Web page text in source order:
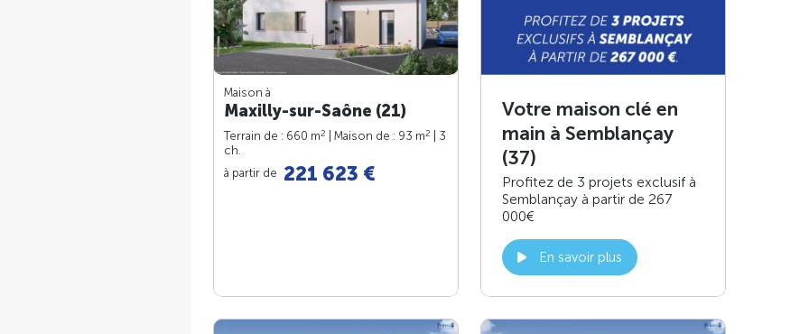
Maison à
Maxilly-sur-Saône (21)
Terrain de : 660 m2 | Maison de : 93 m2
| 3
ch.
à partir de 221 623 €
Votre maison clé en
main à Semblançay
(37)
Profitez de 3 projets exclusif à
Semblançay à partir de 267
000€
En savoir plus